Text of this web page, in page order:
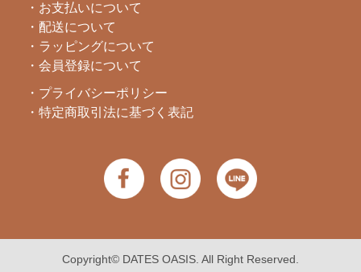
・お支払いについて
・配送について
・ラッピングについて
・会員登録について
・プライバシーポリシー
・特定商取引法に基づく表記
Copyright© DATES OASIS. All Right Reserved.